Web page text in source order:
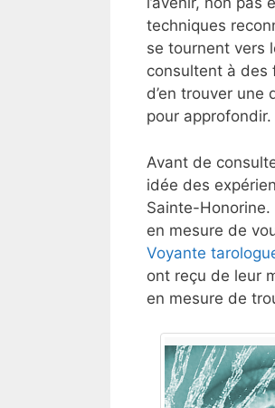
techniques
se tournent vers
consultent à des
d’en trouver
pour approfondir.
Avant de
idée des
Sainte-Honorine.
en mesure de
Voyante
ont reçu de leur
en mesure de